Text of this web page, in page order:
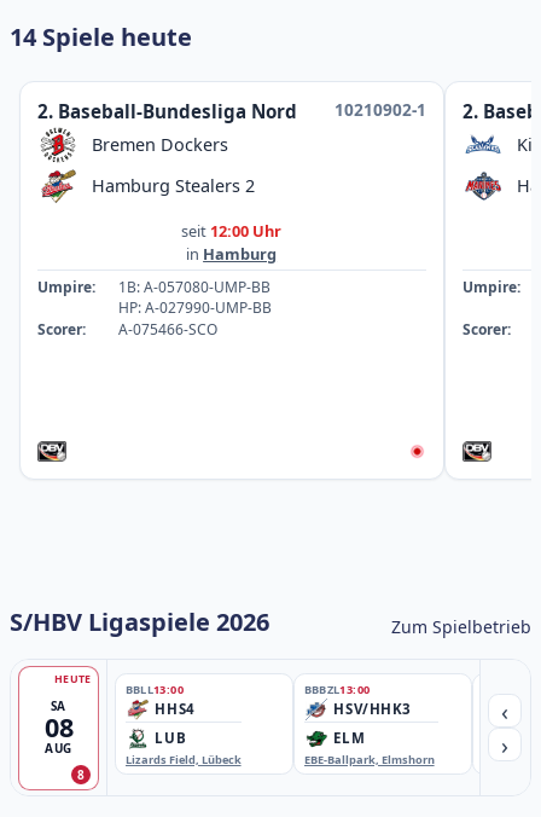
14 Spiele heute
2. Baseball-Bundesliga Nord
10210902-1
Bremen Dockers
Hamburg Stealers 2
seit 12:00 Uhr
in Hamburg
Umpire:
1B: A-057080-UMP-BB
HP: A-027990-UMP-BB
Scorer:
A-075466-SCO
2.
Umpire:
Scorer:
S/HBV Ligaspiele 2026 Zum Spielbetrieb
SA
08
AUG
HEUTE
8
BBLL13:00
HHS4
LUB
Lizards Field, Lübeck
BBBZL13:00
HSV/HHK3
ELM
EBE-Ballpark, Elmshorn
‹
›